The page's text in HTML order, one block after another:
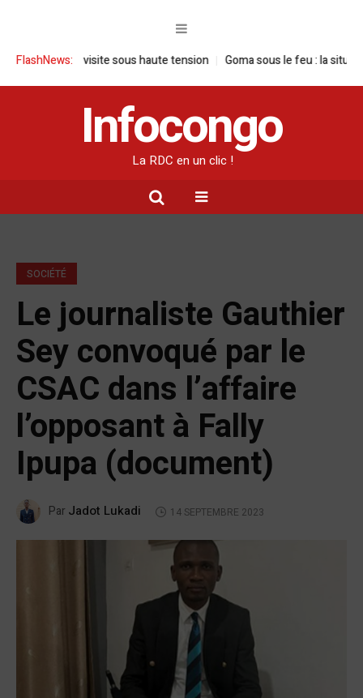
FlashNews:
visite sous haute tension Goma sous le feu : la situation
Infocongo
La RDC en un clic !
SOCIÉTÉ
Le journaliste Gauthier
Sey convoqué par le
CSAC dans l’affaire
l’opposant à Fally
Ipupa (document)
Par Jadot Lukadi 14 SEPTEMBRE 2023